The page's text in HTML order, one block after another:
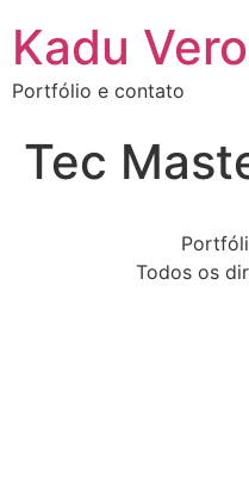
Kadu
Portfólio e contato
Tec
Todos os